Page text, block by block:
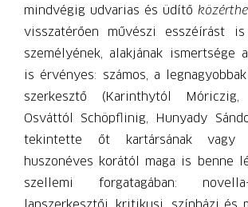
mindvégig udvarias és üdítő
visszatérően művészi esszéírást
személyének, alakjának ismertsége
is érvényes: számos, a
szerkesztő (Karinthytól
Osváttól Schöpflinig, Hunyady
tekintette őt kartársának vagy
huszonéves korától maga is benne
szellemi forgatagában: